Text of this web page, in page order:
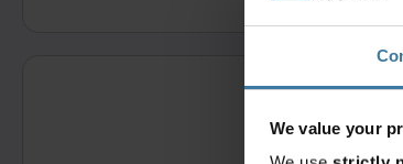
We value your